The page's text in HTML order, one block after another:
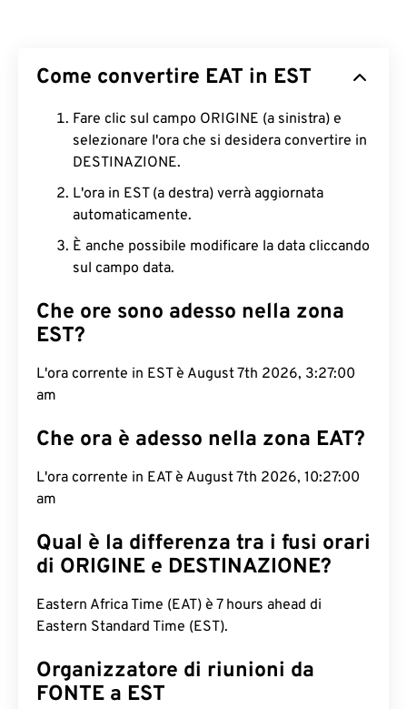
Come convertire EAT in EST
Fare clic sul campo ORIGINE (a sinistra) e
selezionare l'ora che si desidera convertire in
DESTINAZIONE.
L'ora in EST (a destra) verrà aggiornata
automaticamente.
È anche possibile modificare la data cliccando
sul campo data.
Che ore sono adesso nella zona
EST?
L'ora corrente in EST è August 7th 2026, 3:27:01
am
Che ora è adesso nella zona EAT?
L'ora corrente in EAT è August 7th 2026, 10:27:01
am
Qual è la differenza tra i fusi orari
di ORIGINE e DESTINAZIONE?
Eastern Africa Time (EAT) è 7 hours ahead di
Eastern Standard Time (EST).
Organizzatore di riunioni da
FONTE a EST